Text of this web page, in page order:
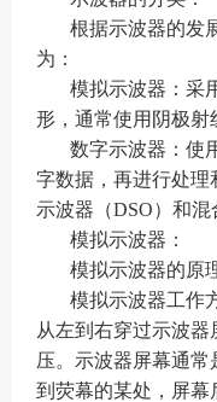
根据示波器的发
为：
模拟示波器：采
形，通常使用阴极射
数字示波器：使
字数据，再进行处理
示波器（DSO）和混
模拟示波器：
模拟示波器的原
模拟示波器工作
从左到右穿过示波
压。示波器屏幕通常
到荧幕的某处，屏幕